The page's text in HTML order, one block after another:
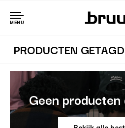
MENU
PRODUCTEN
Geen producten